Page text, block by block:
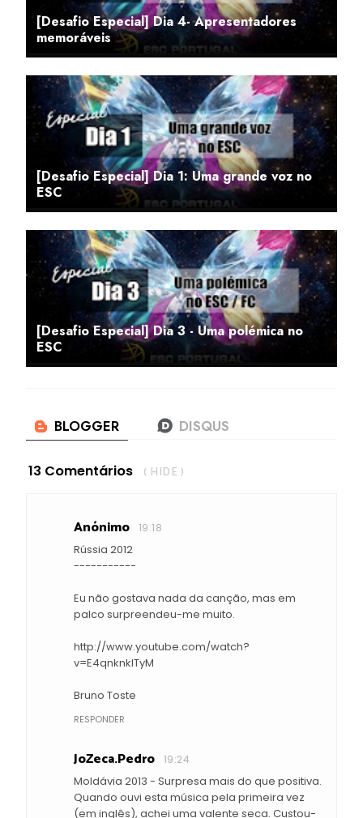
[Desafio Especial] Dia 4- Apresentadores
memoráveis
[Desafio Especial] Dia 1: Uma grande voz no
ESC
[Desafio Especial] Dia 3 - Uma polémica no
ESC
13 Comentários ( HIDE )
Anónimo 19:18
Rússia 2012
-----------
Eu não gostava nada da canção, mas em
palco surpreendeu-me muito.
http://www.youtube.com/watch?
v=E4qnknkITyM
Bruno Toste
RESPONDER
JoZeca.Pedro 19:24
Moldávia 2013 - Surpresa mais do que positiva.
Quando ouvi esta música pela primeira vez
(em inglês), achei uma valente seca. Custou-